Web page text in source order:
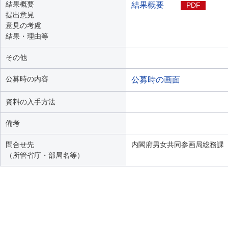
結果概要
提出意見
意見の考慮
結果・理由等
結果概要 PDF
その他
公募時の内容 公募時の画面
資料の入手方法
備考
問合せ先
（所管省庁・部局名等）
内閣府男女共同参画局総務課